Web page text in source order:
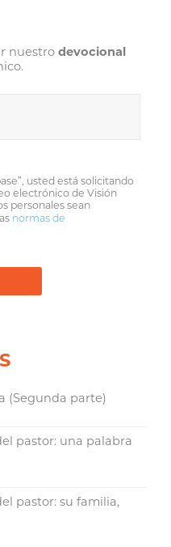
nuestrodevocional
usted está solicitando
electrónico de Visión
personales sean
normas de
(Segunda parte)
pastor: una palabra
pastor: su familia,